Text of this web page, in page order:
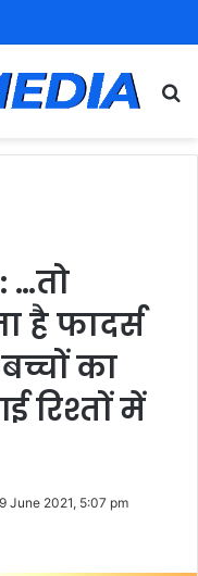
…तो
है फादर्स
का
रिश्तों में
June 2021, 5:07 pm